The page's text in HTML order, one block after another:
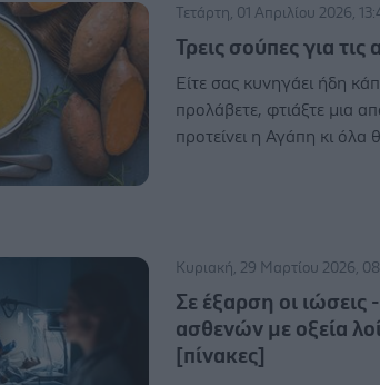
Τετάρτη, 01 Απριλίου 2026,
Τρεις σούπες για τις
Είτε σας κυνηγάει ήδη
προλάβετε, φτιάξτε μια
προτείνει η Αγάπη κι όλα
Κυριακή, 29 Μαρτίου 2026,
Σε έξαρση οι ιώσεις
ασθενών με οξεία
[πίνακες]